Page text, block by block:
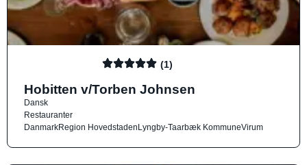
(1)
Hobitten v/Torben Johnsen
Dansk
Restauranter
DanmarkRegion HovedstadenLyngby-Taarbæk KommuneVirum